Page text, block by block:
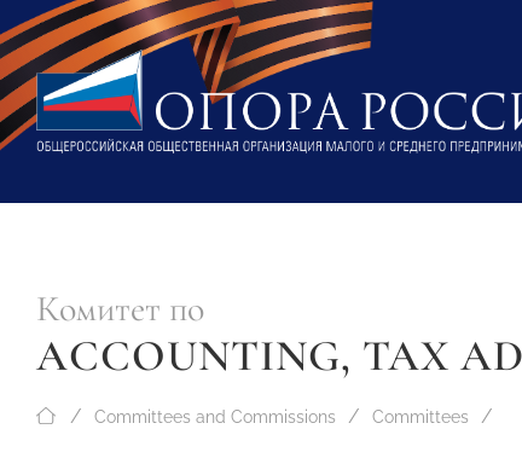
Комитет по
ACCOUNTING, TAX
Committees and Commissions Committees